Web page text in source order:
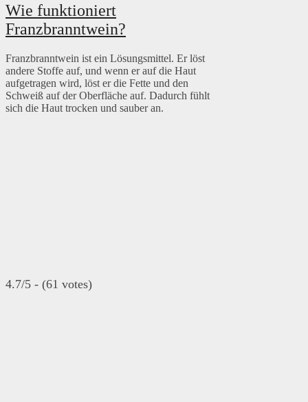
Wie funktioniert
Franzbranntwein?
Franzbranntwein ist ein Lösungsmittel. Er löst
andere Stoffe auf, und wenn er auf die Haut
aufgetragen wird, löst er die Fette und den
Schweiß auf der Oberfläche auf. Dadurch fühlt
sich die Haut trocken und sauber an.
4.7/5 - (61 votes)